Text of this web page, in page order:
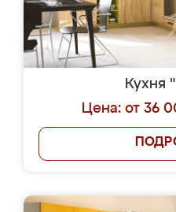
Кухня
Цена: от 36